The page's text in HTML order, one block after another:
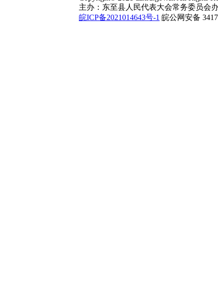
主办：东至县人民代表大会常务委员会
皖ICP备2021014643号-1 皖公网安备